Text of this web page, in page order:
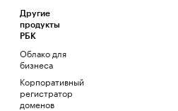
Другие
продукты
РБК
Облако для
бизнеса
Корпоративный
регистратор
доменов